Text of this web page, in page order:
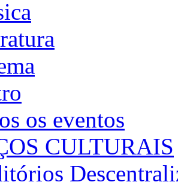
os eventos
CULTURAIS